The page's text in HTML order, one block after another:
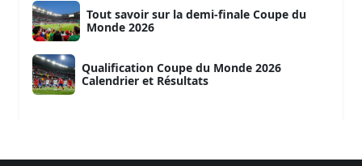
Tout savoir sur la demi-finale Coupe du
Monde 2026
Qualification Coupe du Monde 2026
Calendrier et Résultats